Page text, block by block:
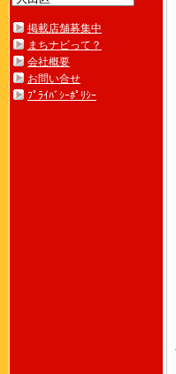
掲載店舗募集中
まちナビって？
会社概要
お問い合せ
ﾌﾟﾗｲﾊﾞｼｰﾎﾟﾘｼｰ